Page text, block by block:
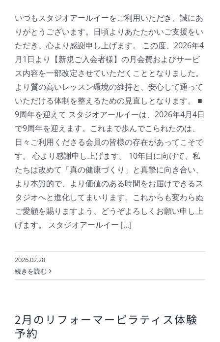
いつもスタジオアールイーをご利用いただき、誠にあ
りがとうございます。日頃よりあたたかいご支援をい
ただき、心より感謝申し上げます。 この度、2026年4
月1日より【新規ご入会者様】の月会費およびサービ
ス内容を一部改定させていただくこととなりました。
より質の高いレッスン環境の維持と、安心して通って
いただける体制を整えるための見直しとなります。 ■
9周年を迎えて スタジオアールイーは、2026年4月4日
で9周年を迎えます。これまで歩んでこられたのは、
日々ご利用くださる会員の皆様の存在があってこそで
す。 心より感謝申し上げます。 10年目に向けて、私
たちは改めて「真の健康づくり」と真摯に向き合い、
より本質的で、より価値のある時間をお届けできるス
タジオへと進化してまいります。これからも変わらぬ
ご愛顧を賜りますよう、どうぞよろしくお願い申し上
げます。 スタジオアールイー [...]
2026.02.28
続きを読む
2月のリフォーマーピラティス体験
予約